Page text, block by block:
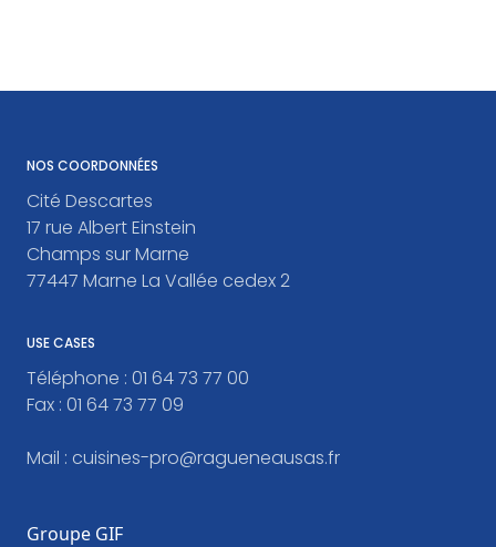
NOS COORDONNÉES
Cité Descartes
17 rue Albert Einstein
Champs sur Marne
77447 Marne La Vallée cedex 2
USE CASES
Téléphone : 01 64 73 77 00
Fax : 01 64 73 77 09
Mail : cuisines-pro@ragueneausas.fr
Groupe GIF